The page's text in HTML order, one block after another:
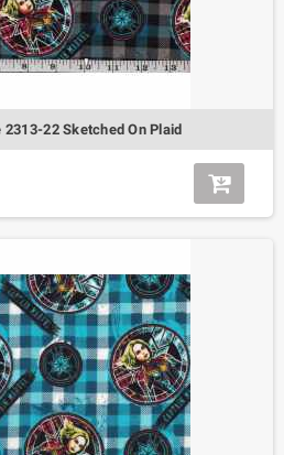
22 Sketched On Plaid